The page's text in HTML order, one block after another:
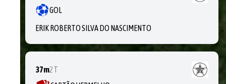
GOL
ERIK ROBERTO SILVA DO NASCIMENTO
37m2T